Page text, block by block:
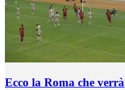
Ecco la Roma che verrà